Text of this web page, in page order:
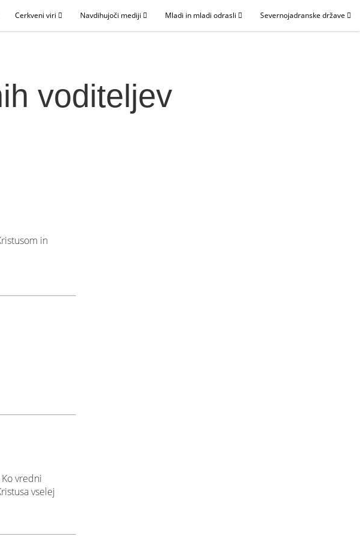
Cerkveni viri Navdihujoči mediji Mladi in mladi odrasli Severnojadranske države
voditeljev
in
vredni
vselej